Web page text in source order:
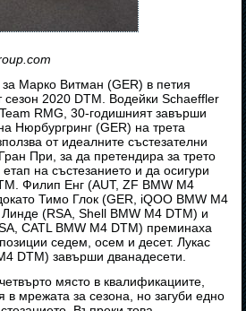
Марко Витман (GER) в петия
сезон 2020 DTM. Водейки Schaeffler
RMG, 30-годишният завърши
Нюрбургринг (GER) на трета
от идеалните състезателни
При, за да претендира за трето
на състезанието и да осигури
Филип Енг (AUT, ZF BMW M4
Тимо Глок (GER, iQOO BMW M4
(RSA, Shell BMW M4 DTM) и
CATL BMW M4 DTM) преминаха
седем, осем и десет. Лукас
DTM) завърши дванадесети.
място в квалификациите,
в мрежата за сезона, но загуби едно